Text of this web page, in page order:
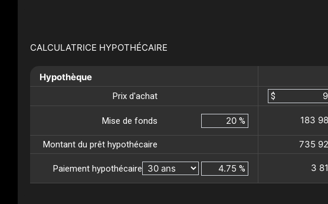
CALCULATRICE HYPOTHÉCAIRE
Hypothèque
Prix d'achat $
Mise de fonds % 183
Montant du prêt hypothécaire 735
Paiement hypothécaire % 3